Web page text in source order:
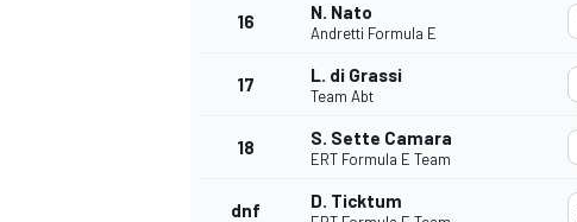
16 N. Nato
Andretti Formula E
17 L. di Grassi
Team Abt
18 S. Sette Camara
ERT Formula E Team
dnf D. Ticktum